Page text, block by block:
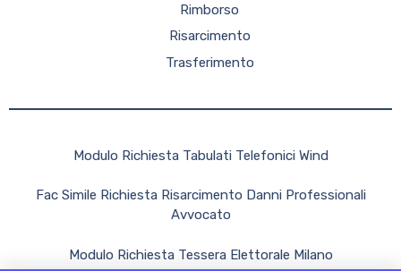
Rimborso
Risarcimento
Trasferimento
Modulo Richiesta Tabulati Telefonici Wind
Fac Simile Richiesta Risarcimento Danni Professionali
Avvocato
Modulo Richiesta Tessera Elettorale Milano